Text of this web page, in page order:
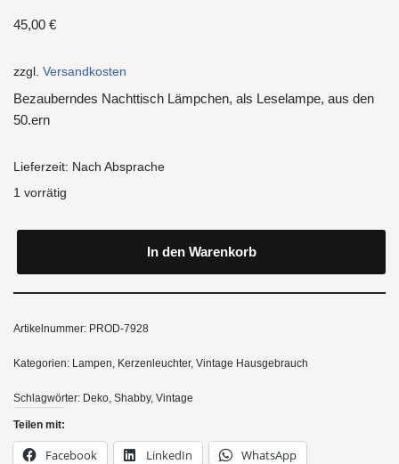
45,00 €
zzgl. Versandkosten
Bezauberndes Nachttisch Lämpchen, als Leselampe, aus den
50.ern
Lieferzeit: Nach Absprache
1 vorrätig
In den Warenkorb
Artikelnummer: PROD-7928
Kategorien: Lampen, Kerzenleuchter, Vintage Hausgebrauch
Schlagwörter: Deko, Shabby, Vintage
Teilen mit:
Facebook LinkedIn WhatsApp